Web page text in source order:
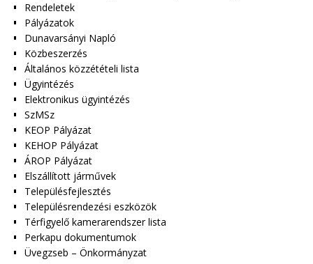
Rendeletek
Pályázatok
Dunavarsányi Napló
Közbeszerzés
Általános közzétételi lista
Ügyintézés
Elektronikus ügyintézés
SzMSz
KEOP Pályázat
KEHOP Pályázat
ÁROP Pályázat
Elszállított járművek
Településfejlesztés
Településrendezési eszközök
Térfigyelő kamerarendszer lista
Perkapu dokumentumok
Üvegzseb – Önkormányzat